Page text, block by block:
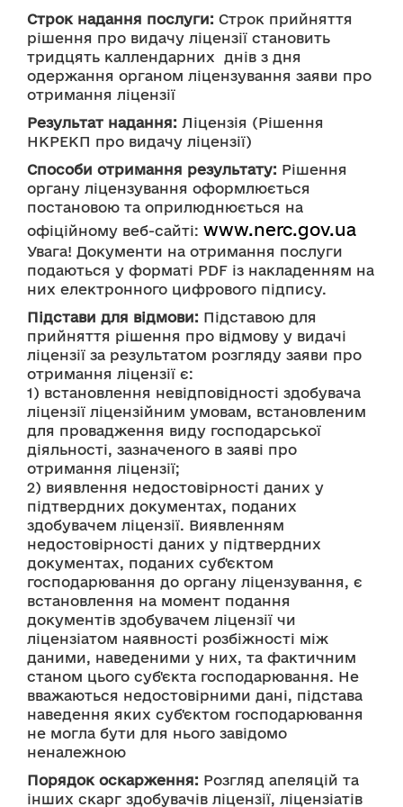
Строк надання послуги: Строк прийняття
рішення про видачу ліцензії становить
тридцять каллендарних  днів з дня
одержання органом ліцензування заяви про
отримання ліцензії
Результат надання: Ліцензія (Рішення
НКРЕКП про видачу ліцензії)
Способи отримання результату: Рішення
органу ліцензування оформлюється
постановою та оприлюднюється на
офіційному веб-сайті: www.nerc.gov.ua
Увага! Документи на отримання послуги
подаються у форматі PDF із накладенням на
них електронного цифрового підпису.
Підстави для відмови: Підставою для
прийняття рішення про відмову у видачі
ліцензії за результатом розгляду заяви про
отримання ліцензії є:
1) встановлення невідповідності здобувача
ліцензії ліцензійним умовам, встановленим
для провадження виду господарської
діяльності, зазначеного в заяві про
отримання ліцензії;
2) виявлення недостовірності даних у
підтвердних документах, поданих
здобувачем ліцензії. Виявленням
недостовірності даних у підтвердних
документах, поданих суб'єктом
господарювання до органу ліцензування, є
встановлення на момент подання
документів здобувачем ліцензії чи
ліцензіатом наявності розбіжності між
даними, наведеними у них, та фактичним
станом цього суб'єкта господарювання. Не
вважаються недостовірними дані, підстава
наведення яких суб'єктом господарювання
не могла бути для нього завідомо
неналежною
Порядок оскарження: Розгляд апеляцій та
інших скарг здобувачів ліцензії, ліцензіатів